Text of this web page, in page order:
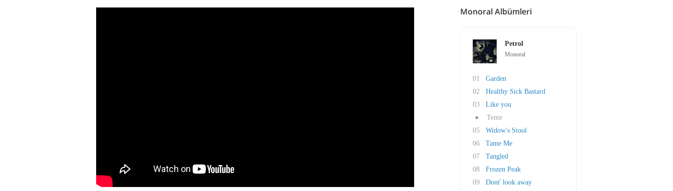
Monoral Albümleri
Petrol
Monoral
01
Garden
02
Healthy Sick Bastard
03
Like you
●
Tente
05
Widow's Stool
06
Tame Me
07
Tangled
08
Frozen Peak
09
Donť look away